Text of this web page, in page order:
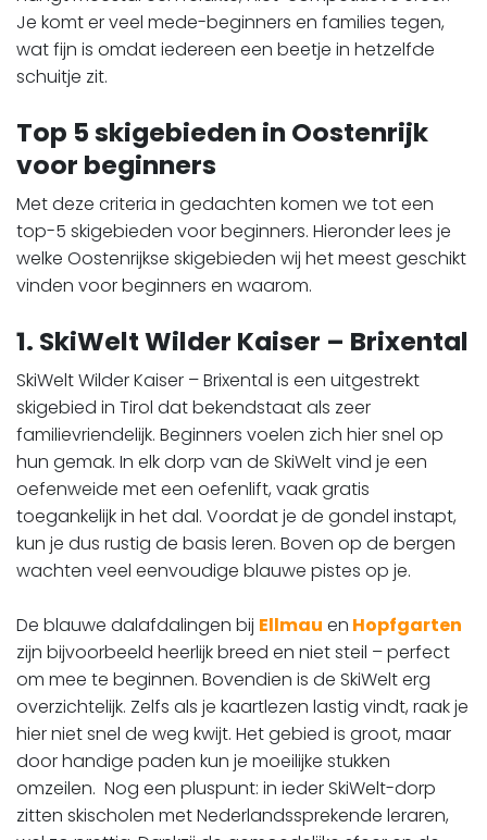
Je komt er veel mede-beginners en families tegen,
wat fijn is omdat iedereen een beetje in hetzelfde
schuitje zit.
Top 5 skigebieden in Oostenrijk
voor beginners
Met deze criteria in gedachten komen we tot een
top-5 skigebieden voor beginners. Hieronder lees je
welke Oostenrijkse skigebieden wij het meest geschikt
vinden voor beginners en waarom.
1. SkiWelt Wilder Kaiser – Brixental
SkiWelt Wilder Kaiser – Brixental is een uitgestrekt
skigebied in Tirol dat bekendstaat als zeer
familievriendelijk. Beginners voelen zich hier snel op
hun gemak. In elk dorp van de SkiWelt vind je een
oefenweide met een oefenlift, vaak gratis
toegankelijk in het dal. Voordat je de gondel instapt,
kun je dus rustig de basis leren. Boven op de bergen
wachten veel eenvoudige blauwe pistes op je.
De blauwe dalafdalingen bij Ellmau en Hopfgarten
zijn bijvoorbeeld heerlijk breed en niet steil – perfect
om mee te beginnen. Bovendien is de SkiWelt erg
overzichtelijk. Zelfs als je kaartlezen lastig vindt, raak je
hier niet snel de weg kwijt. Het gebied is groot, maar
door handige paden kun je moeilijke stukken
omzeilen. Nog een pluspunt: in ieder SkiWelt-dorp
zitten skischolen met Nederlandssprekende leraren,